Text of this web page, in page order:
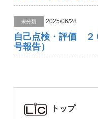
未分類 2025/06/28
自己点検・評価 ２
号報告）
トップ